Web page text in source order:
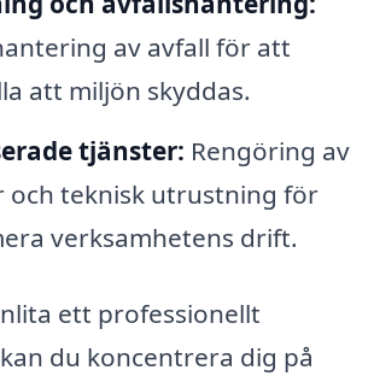
av avfall för att
att miljön skyddas.
tjänster: Rengöring av
och teknisk utrustning för
verksamhetens drift.
ett professionellt
du koncentrera dig på